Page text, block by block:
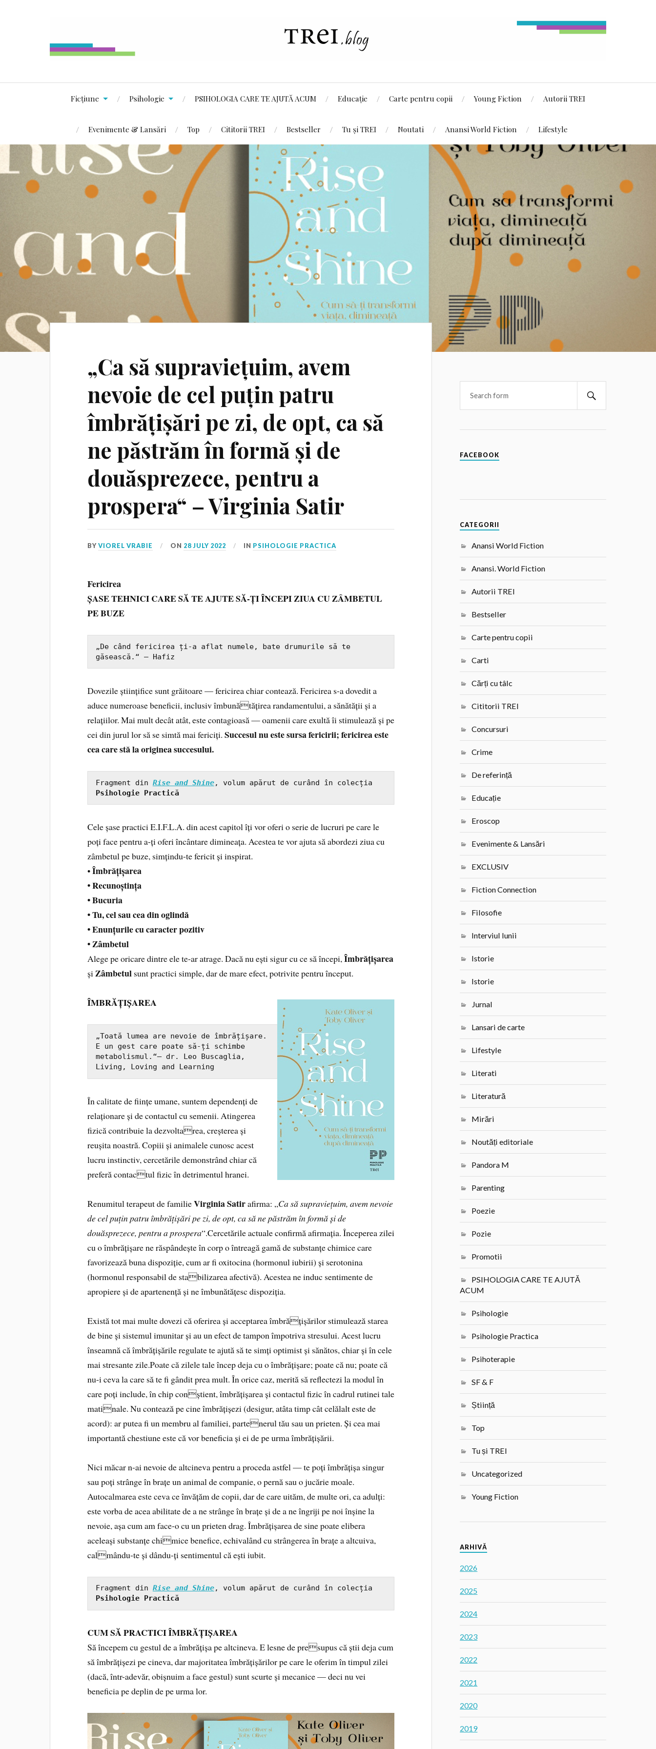
Ficțiune Psihologie PSIHOLOGIA CARE TE AJUTĂ ACUM Educație Carte pentru copii Young Fiction Autorii TREI
Evenimente & Lansări Top Cititorii TREI Bestseller Tu și TREI Noutati Anansi World Fiction Lifestyle
„Ca să supraviețuim, avem
nevoie de cel puțin patru
îmbrățișări pe zi, de opt, ca să
ne păstrăm în formă și de
douăsprezece, pentru a
prospera“ – Virginia Satir
BYVIOREL VRABIE ON 28 JULY 2022 IN PSIHOLOGIE PRACTICA
Fericirea
ȘASE TEHNICI CARE SĂ TE AJUTE SĂ‑ȚI ÎNCEPI ZIUA CU ZÂMBETUL
PE BUZE
„De când fericirea ți-a aflat numele, bate drumurile să te
găsească.“ — Hafiz
Dovezile științifice sunt grăitoare — fericirea chiar contează. Fericirea s-a dovedit a
aduce numeroase beneficii, inclusiv îmbunătățirea randamentului, a sănătății și a
relațiilor. Mai mult decât atât, este contagioasă — oamenii care exultă îi stimulează și pe
cei din jurul lor să se simtă mai fericiți.Succesul nu este sursa fericirii; fericirea este
cea care stă la originea succesului.
Fragment din Rise and Shine
Psihologie Practică
Cele șase practici E.I.F.L.A. din acest capitol îți vor oferi o serie de lucruri pe care le
poți face pentru a-ți oferi încântare dimineața. Acestea te vor ajuta să abordezi ziua cu
zâmbetul pe buze, simțindu-te fericit și inspirat.
•Îmbrățișarea
• Recunoștința
• Bucuria
• Tu, cel sau cea din oglindă
• Enunțurile cu caracter pozitiv
• Zâmbetul
Alege pe oricare dintre ele te-ar atrage. Dacă nu ești sigur cu ce să începi,Îmbrățișarea
șiZâmbetul sunt practici simple, dar de mare efect, potrivite pentru început.
ÎMBRĂȚIȘAREA
„Toată lumea are nevoie de îmbrățișare.
E un gest care poate să-ți schimbe
metabolismul.“— dr. Leo Buscaglia,
Living, Loving and Learning
În calitate de ființe umane, suntem dependenți de
relaționare și de contactul cu semenii. Atingerea
fizică contribuie la dezvoltarea, creșterea și
reușita noastră. Copiii și animalele cunosc acest
lucru instinctiv, cercetările demonstrând chiar că
preferă contactul fizic în detrimentul hranei.
Renumitul terapeut de familieVirginia Satirafirma: „Ca să supraviețuim, avem nevoie
de cel puțin patru îmbrățișări pe zi, de opt, ca să ne păstrăm în formă și de
douăsprezece, pentru a prospera“.Cercetările actuale confirmă afirmația. Începerea zilei
cu o îmbrățișare ne răspândește în corp o întreagă gamă de substanțe chimice care
favorizează buna dispoziție, cum ar fi oxitocina (hormonul iubirii) și serotonina
(hormonul responsabil de stabilizarea afectivă). Acestea ne induc sentimente de
apropiere și de apartenență și ne îmbunătățesc dispoziția.
Există tot mai multe dovezi că oferirea și acceptarea îmbrățișărilor stimulează starea
de bine și sistemul imunitar și au un efect de tampon împotriva stresului. Acest lucru
înseamnă că îmbrățișările regulate te ajută să te simți optimist și sănătos, chiar și în cele
mai stresante zile.Poate că zilele tale încep deja cu o îmbrățișare; poate că nu; poate că
nu-i ceva la care să te fi gândit prea mult. În orice caz, merită să reflectezi la modul în
care poți include, în chip conștient, îmbrățișarea și contactul fizic în cadrul rutinei tale
matinale. Nu contează pe cine îmbrățișezi (desigur, atâta timp cât celălalt este de
acord): ar putea fi un membru al familiei, partenerul tău sau un prieten. Și cea mai
importantă chestiune este că vor beneficia și ei de pe urma îmbrățișării.
Nici măcar n-ai nevoie de altcineva pentru a proceda astfel — te poți îmbrățișa singur
sau poți strânge în brațe un animal de companie, o pernă sau o jucărie moale.
Autocalmarea este ceva ce învățăm de copii, dar de care uităm, de multe ori, ca adulți:
este vorba de acea abilitate de a ne strânge în brațe și de a ne îngriji pe noi înșine la
nevoie, așa cum am face-o cu un prieten drag. Îmbrățișarea de sine poate elibera
aceleași substanțe chimice benefice, echivalând cu strângerea în brațe a altcuiva,
calmându-te și dându-ți sentimentul că ești iubit.
Fragment din Rise and Shine
Psihologie Practică
CUM SĂ PRACTICI ÎMBRĂȚIȘAREA
Să începem cu gestul de a îmbrățișa pe altcineva. E lesne de presupus că știi deja cum
să îmbrățișezi pe cineva, dar majoritatea îmbrățișărilor pe care le oferim în timpul zilei
(dacă, într-adevăr, obișnuim a face gestul) sunt scurte și mecanice — deci nu vei
beneficia pe deplin de pe urma lor.
FACEBOOK
CATEGORII
Anansi World Fiction
Anansi. World Fiction
Autorii TREI
Bestseller
Carte pentru copii
Carti
Cărți cu tâlc
Cititorii TREI
Concursuri
Crime
De referință
Educație
Eroscop
Evenimente & Lansări
EXCLUSIV
Fiction Connection
Filosofie
Interviul lunii
Istorie
Istorie
Jurnal
Lansari de carte
Lifestyle
Literati
Literatură
Mirări
Noutăți editoriale
Pandora M
Parenting
Poezie
Pozie
Promotii
PSIHOLOGIA CARE TE AJUTĂ
ACUM
Psihologie
Psihologie Practica
Psihoterapie
SF & F
Știință
Top
Tu și TREI
Uncategorized
Young Fiction
ARHIVĂ
2026
2025
2024
2023
2022
2021
2020
2019